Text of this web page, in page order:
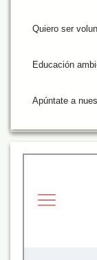
Quiero ser
Educación
Apúntate a